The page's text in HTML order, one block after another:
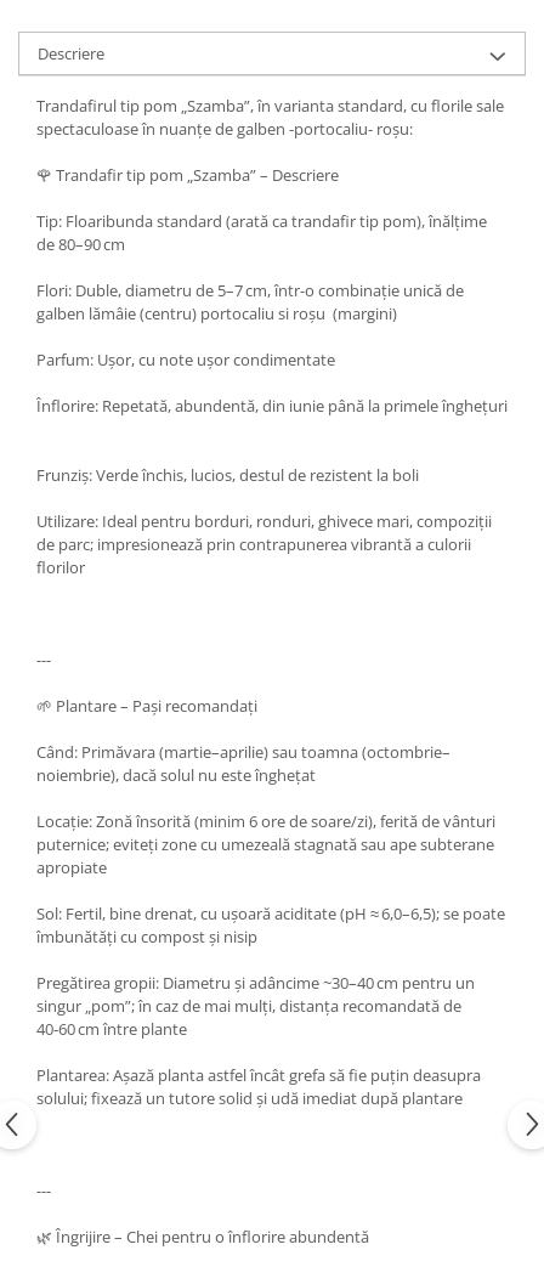
Descriere
Trandafirul tip pom „Szamba”, în varianta standard, cu florile sale
spectaculoase în nuanțe de galben -portocaliu- roșu:
🌹 Trandafir tip pom „Szamba” – Descriere
Tip: Floaribunda standard (arată ca trandafir tip pom), înălțime
de 80–90 cm
Flori: Duble, diametru de 5–7 cm, într-o combinație unică de
galben lămâie (centru) portocaliu si roșu (margini)
Parfum: Ușor, cu note ușor condimentate
Înflorire: Repetată, abundentă, din iunie până la primele înghețuri
Frunziș: Verde închis, lucios, destul de rezistent la boli
Utilizare: Ideal pentru borduri, ronduri, ghivece mari, compoziții
de parc; impresionează prin contrapunerea vibrantă a culorii
florilor
---
🌱 Plantare – Pași recomandați
Când: Primăvara (martie–aprilie) sau toamna (octombrie–
noiembrie), dacă solul nu este înghețat
Locație: Zonă însorită (minim 6 ore de soare/zi), ferită de vânturi
puternice; eviteți zone cu umezeală stagnată sau ape subterane
apropiate
Sol: Fertil, bine drenat, cu ușoară aciditate (pH ≈ 6,0–6,5); se poate
îmbunătăți cu compost și nisip
Pregătirea gropii: Diametru și adâncime ~30–40 cm pentru un
singur „pom”; în caz de mai mulți, distanța recomandată de
40‑60 cm între plante
Plantarea: Așază planta astfel încât grefa să fie puțin deasupra
solului; fixează un tutore solid și udă imediat după plantare
---
🌿 Îngrijire – Chei pentru o înflorire abundentă